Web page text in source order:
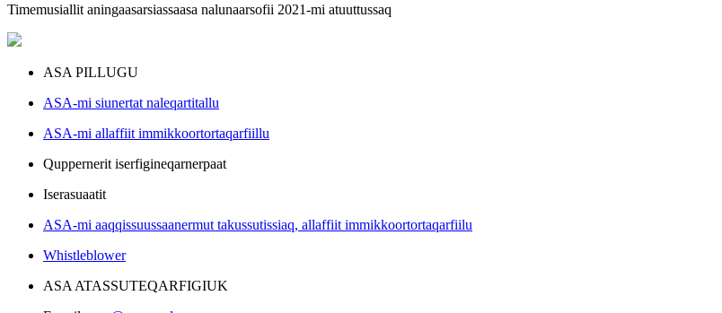
Timemusiallit aningaasarsiassaasa nalunaarsofii 2021-mi atuuttussaq
ASA PILLUGU
ASA-mi siunertat naleqartitallu
ASA-mi allaffiit immikkoortortaqarfiillu
Quppernerit iserfigineqarnerpaat
Iserasuaatit
ASA-mi aaqqissuussaanermut takussutissiaq, allaffiit immikkoortortaqarfiilu
Whistleblower
ASA ATASSUTEQARFIGIUK